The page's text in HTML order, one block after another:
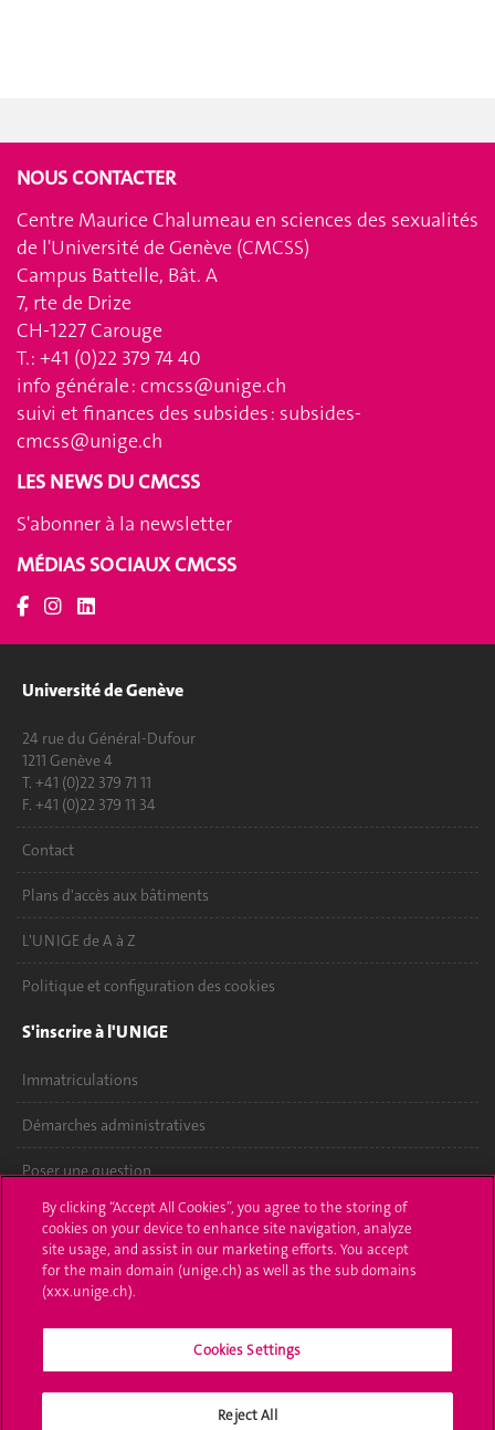
NOUS CONTACTER
Centre Maurice Chalumeau en sciences des sexualités
de l'Université de Genève (CMCSS)
Campus Battelle, Bât. A
7, rte de Drize
CH-1227 Carouge
T.: +41 (0)22 379 74 40
info générale : cmcss@unige.ch
suivi et finances des subsides : subsides-
cmcss@unige.ch
LES NEWS DU CMCSS
S'abonner à la newsletter
MÉDIAS SOCIAUX CMCSS
Université de Genève
24 rue du Général-Dufour
1211 Genève 4
T. +41 (0)22 379 71 11
F. +41 (0)22 379 11 34
Contact
Plans d'accès aux bâtiments
L'UNIGE de A à Z
Politique et configuration des cookies
S'inscrire à l'UNIGE
Immatriculations
Démarches administratives
Poser une question
L'UNIGE vous informe
UNIGE Mobile
Bibliothèque
By clicking “Accept All Cookies”, you agree to the storing of
cookies on your device to enhance site navigation, analyze
site usage, and assist in our marketing efforts. You accept
for the main domain (unige.ch) as well as the sub domains
(xxx.unige.ch).
Cookies Settings
Reject All